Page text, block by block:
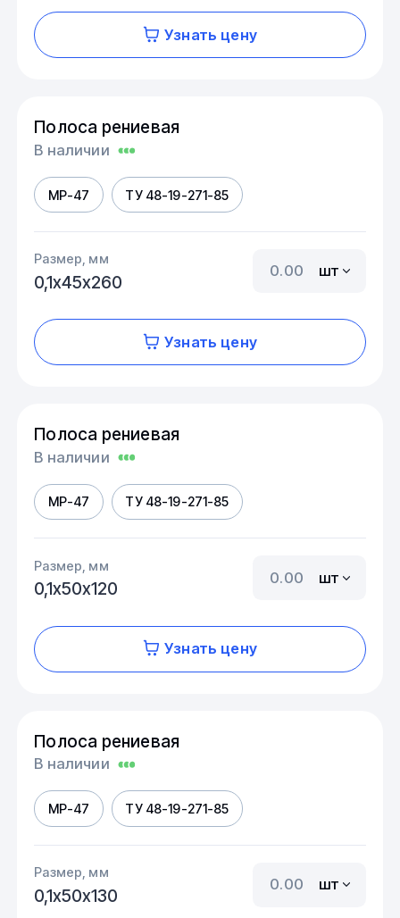
Узнать цену
Полоса рениевая
В наличии
МР-47 ТУ 48-19-271-85
Размер, мм
0,1х45х260
шт
Узнать цену
Полоса рениевая
В наличии
МР-47 ТУ 48-19-271-85
Размер, мм
0,1х50х120
шт
Узнать цену
Полоса рениевая
В наличии
МР-47 ТУ 48-19-271-85
Размер, мм
0,1х50х130
шт